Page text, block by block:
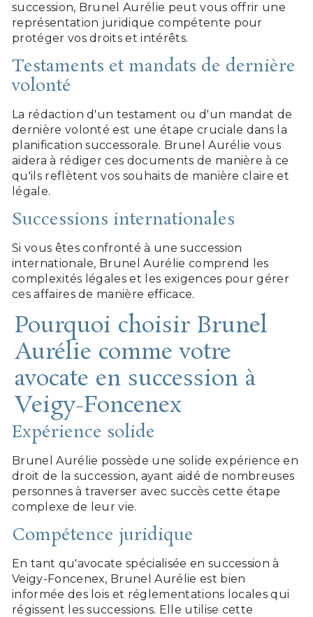
succession, Brunel Aurélie peut vous offrir une
représentation juridique compétente pour
protéger vos droits et intérêts.
Testaments et mandats de dernière
volonté
La rédaction d'un testament ou d'un mandat de
dernière volonté est une étape cruciale dans la
planification successorale. Brunel Aurélie vous
aidera à rédiger ces documents de manière à ce
qu'ils reflètent vos souhaits de manière claire et
légale.
Successions internationales
Si vous êtes confronté à une succession
internationale, Brunel Aurélie comprend les
complexités légales et les exigences pour gérer
ces affaires de manière efficace.
Pourquoi choisir Brunel
Aurélie comme votre
avocate en succession à
Veigy-Foncenex
Expérience solide
Brunel Aurélie possède une solide expérience en
droit de la succession, ayant aidé de nombreuses
personnes à traverser avec succès cette étape
complexe de leur vie.
Compétence juridique
En tant qu'avocate spécialisée en succession à
Veigy-Foncenex, Brunel Aurélie est bien
informée des lois et réglementations locales qui
régissent les successions. Elle utilise cette